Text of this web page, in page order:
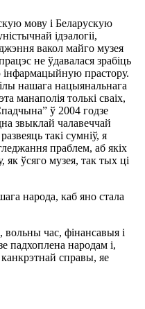
мову і Беларускую
ідэалогіі,
вакол майго музея
не ўдавалася зрабіць
інфармацыйную прастору.
нашага нацыянальнага
манаполія толькі сваіх,
ў 2004 годзе
звыклай чалавеччай
такі сумніў, я
праблем, аб якіх
ўсяго музея, так тых ці
народа, каб яно стала
час, фінансавыя і
падхоплена народам і,
справы, яе